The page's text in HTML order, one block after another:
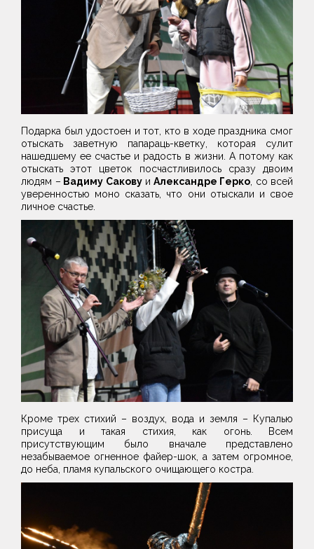
Подарка был удостоен и тот, кто в ходе праздника смог
отыскать заветную папараць-кветку, которая сулит
нашедшему ее счастье и радость в жизни. А потому как
отыскать этот цветок посчастливилось сразу двоим
людям – Вадиму Саковуи Александре Герко, со всей
уверенностью моно сказать, что они отыскали и свое
личное счастье.
Кроме трех стихий – воздух, вода и земля – Купалью
присуща и такая стихия, как огонь. Всем
присутствующим было вначале представлено
незабываемое огненное файер-шок, а затем огромное,
до неба, пламя купальского очищающего костра.